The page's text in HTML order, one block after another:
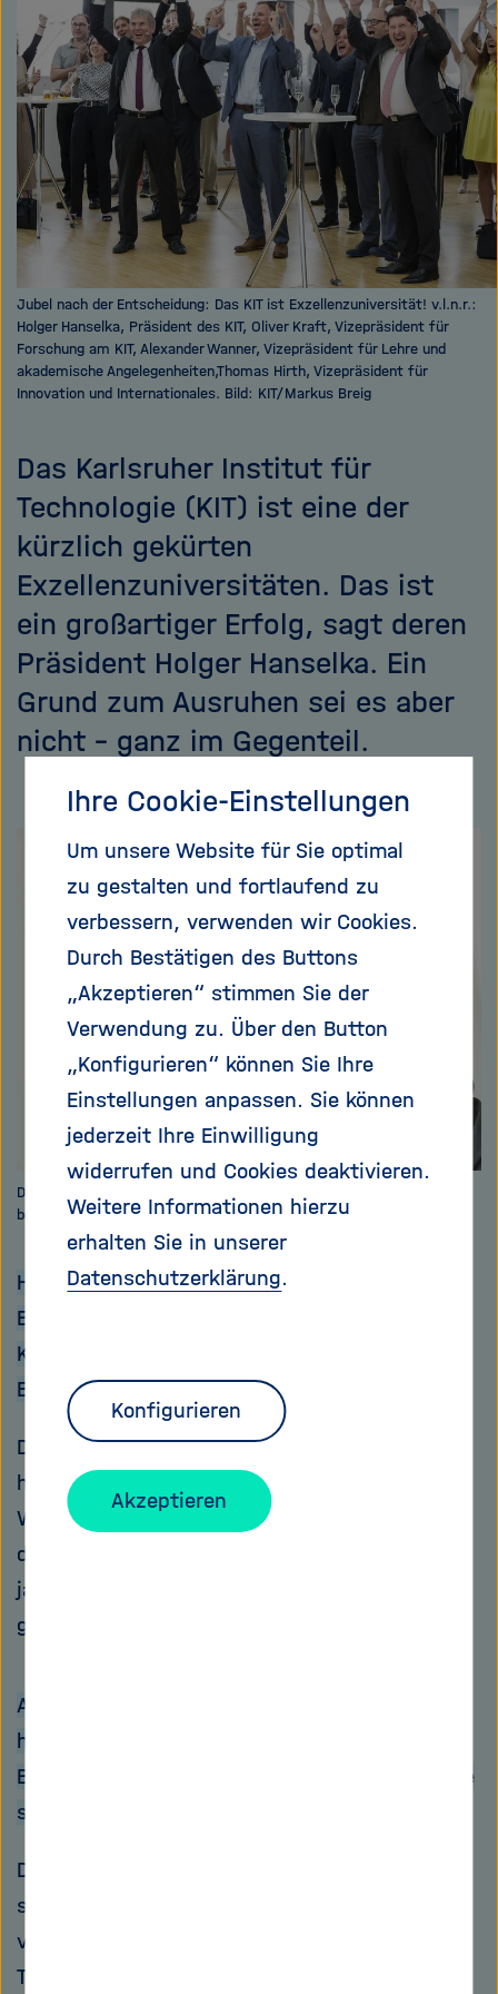
e
ß
e
n
f
n
e
n
/
s
c
h
ß
Jubel nach der Entscheidung: Das KIT ist Exzellenzuniversität! v.l.n.r.:
Holger Hanselka, Präsident des KIT, Oliver Kraft, Vizepräsident für
Forschung am KIT, Alexander Wanner, Vizepräsident für Lehre und
akademische Angelegenheiten,Thomas Hirth, Vizepräsident für
Innovation und Internationales. Bild: KIT/Markus Breig
Das Karlsruher Institut für
Technologie (KIT) ist eine der
kürzlich gekürten
Exzellenzuniversitäten. Das ist
ein großartiger Erfolg, sagt deren
Präsident Holger Hanselka. Ein
Grund zum Ausruhen sei es aber
nicht – ganz im Gegenteil.
Die Förderung als „Exzellenzuniversität“ bedeute auch einen
beachtlichen Imagegewinn, sagt Holger Hanselka, Präsident des KIT.
Herr Hanselka, am 19. Juli wurden die elf
Exzellenzuniversitäten bekanntgegeben. Das
KIT war eine davon. Wie haben Sie den Tag der
Entscheidung erlebt?
Das war für uns alle ein wunderbarer Tag. Wir
haben uns im wichtigsten und härtesten
Wettbewerb für Universitäten in Deutschland
durchgesetzt. Damit konnten wir die Früchte
jahrelanger Arbeit ernten. Das haben wir
gefeiert.
Außerdem hatten Sie im eigenen Bundesland
harte Konkurrenz. Es gab gleich sechs
Bewerber in Baden-Württemberg, gegen die Sie
sich durchsetzen mussten.
Das stimmt wohl, Baden-Württemberg ist ein
starker Standort und es haben dann ja auch
vier Universitäten in Baden-Württemberg den
Titel „Exzellenzuniversität“ errungen. Aber es
Ihre Cookie-Einstellungen
Um unsere Website für Sie optimal
zu gestalten und fortlaufend zu
verbessern, verwenden wir Cookies.
Durch Bestätigen des Buttons
„Akzeptieren“ stimmen Sie der
Verwendung zu. Über den Button
„Konfigurieren“ können Sie Ihre
Einstellungen anpassen. Sie können
jederzeit Ihre Einwilligung
widerrufen und Cookies deaktivieren.
Weitere Informationen hierzu
erhalten Sie in unserer
Datenschutzerklärung.
Konfigurieren
Akzeptieren